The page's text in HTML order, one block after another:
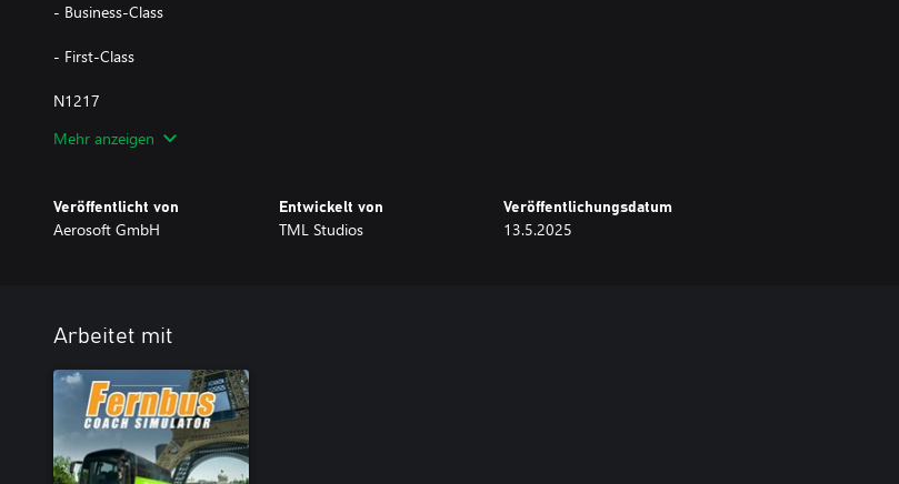
- Business-Class
- First-Class
N1217
- Standard-Class
-First-Class
- Standard-Class
- Business-Class
- First-Class
Mehr anzeigen
Veröffentlicht von
Aerosoft GmbH
Entwickelt von
TML Studios
Veröffentlichungsdatum
13.5.2025
Arbeitet mit